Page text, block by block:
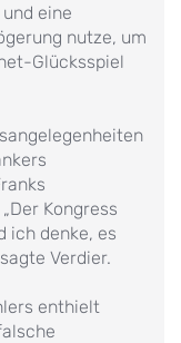
eine
nutze, um
Glücksspiel
Kongress
ich denke, es
Verdier.
enthielt